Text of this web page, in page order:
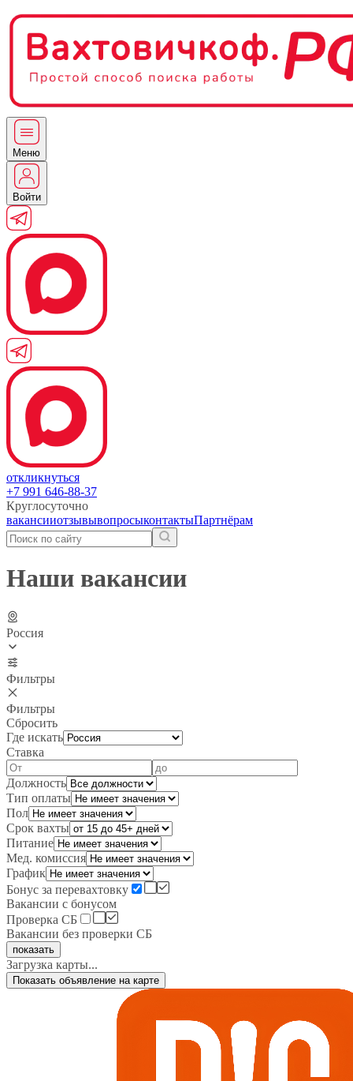
Меню
Войти
откликнуться
+7 991 646-88-37
Круглосуточно
вакансииотзывывопросыконтактыПартнёрам
Наши вакансии
Россия
Фильтры
Фильтры
Сбросить
Где искать
Ставка
Должность
Тип оплаты
Пол
Срок вахты
Питание
Мед. комиссия
График
Бонус за перевахтовку
Вакансии с бонусом
Проверка СБ
Вакансии без проверки СБ
показать
Загрузка карты...
Показать объявление на карте